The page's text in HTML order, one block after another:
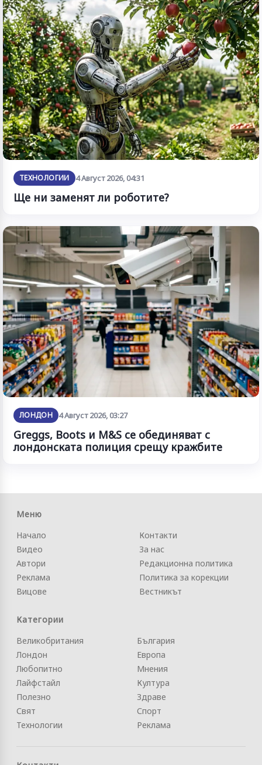
ТЕХНОЛОГИИ 4 Август 2026, 04:31
Ще ни заменят ли роботите?
ЛОНДОН 4 Август 2026, 03:27
Greggs, Boots и M&S се обединяват с
лондонската полиция срещу кражбите
Меню
Начало
Видео
Автори
Реклама
Вицове
Контакти
За нас
Редакционна политика
Политика за корекции
Вестникът
Категории
Великобритания
Лондон
Любопитно
Лайфстайл
Полезно
Свят
Технологии
България
Европа
Мнения
Култура
Здраве
Спорт
Реклама